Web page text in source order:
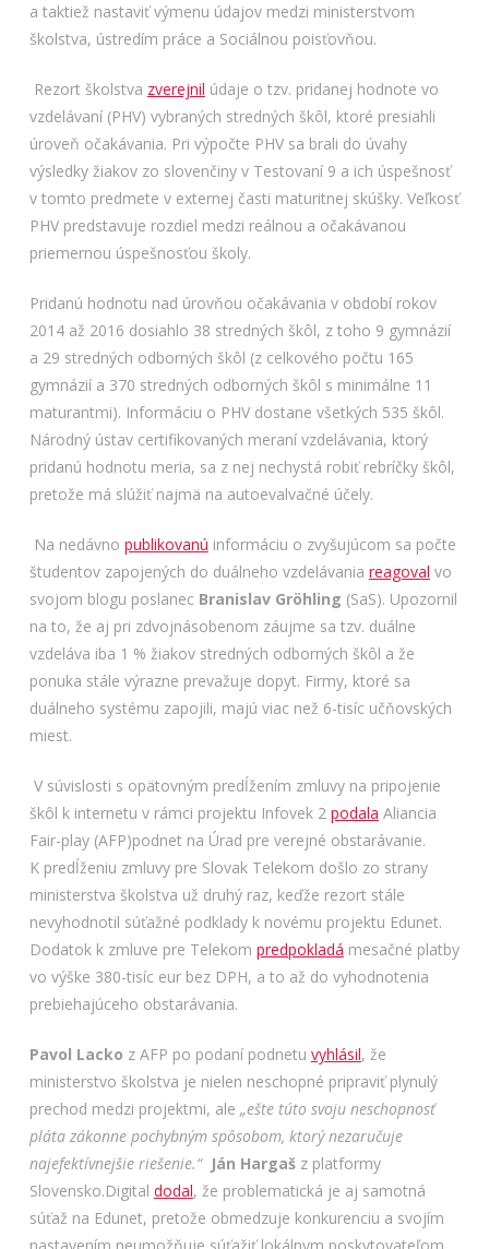
a taktiež nastaviť výmenu údajov medzi ministerstvom
školstva, ústredím práce a Sociálnou poisťovňou.
Rezort školstva zverejnil údaje o tzv. pridanej hodnote vo
vzdelávaní (PHV) vybraných stredných škôl, ktoré presiahli
úroveň očakávania. Pri výpočte PHV sa brali do úvahy
výsledky žiakov zo slovenčiny v Testovaní 9 a ich úspešnosť
v tomto predmete v externej časti maturitnej skúšky. Veľkosť
PHV predstavuje rozdiel medzi reálnou a očakávanou
priemernou úspešnosťou školy.
Pridanú hodnotu nad úrovňou očakávania v období rokov
2014 až 2016 dosiahlo 38 stredných škôl, z toho 9 gymnázií
a 29 stredných odborných škôl (z celkového počtu 165
gymnázií a 370 stredných odborných škôl s minimálne 11
maturantmi). Informáciu o PHV dostane všetkých 535 škôl.
Národný ústav certifikovaných meraní vzdelávania, ktorý
pridanú hodnotu meria, sa z nej nechystá robiť rebríčky škôl,
pretože má slúžiť najmä na autoevalvačné účely.
Na nedávno publikovanú informáciu o zvyšujúcom sa počte
študentov zapojených do duálneho vzdelávania reagoval vo
svojom blogu poslanec Branislav Gröhling (SaS). Upozornil
na to, že aj pri zdvojnásobenom záujme sa tzv. duálne
vzdeláva iba 1 % žiakov stredných odborných škôl a že
ponuka stále výrazne prevažuje dopyt. Firmy, ktoré sa
duálneho systému zapojili, majú viac než 6-tisíc učňovských
miest.
V súvislosti s opätovným predĺžením zmluvy na pripojenie
škôl k internetu v rámci projektu Infovek 2 podala Aliancia
Fair-play (AFP)podnet na Úrad pre verejné obstarávanie.
K predĺženiu zmluvy pre Slovak Telekom došlo zo strany
ministerstva školstva už druhý raz, keďže rezort stále
nevyhodnotil súťažné podklady k novému projektu Edunet.
Dodatok k zmluve pre Telekom predpokladá mesačné platby
vo výške 380-tisíc eur bez DPH, a to až do vyhodnotenia
prebiehajúceho obstarávania.
Pavol Lacko z AFP po podaní podnetu vyhlásil, že
ministerstvo školstva je nielen neschopné pripraviť plynulý
prechod medzi projektmi, ale „ešte túto svoju neschopnosť
pláta zákonne pochybným spôsobom, ktorý nezaručuje
najefektívnejšie riešenie.“ Ján Hargašz platformy
Slovensko.Digital dodal, že problematická je aj samotná
súťaž na Edunet, pretože obmedzuje konkurenciu a svojím